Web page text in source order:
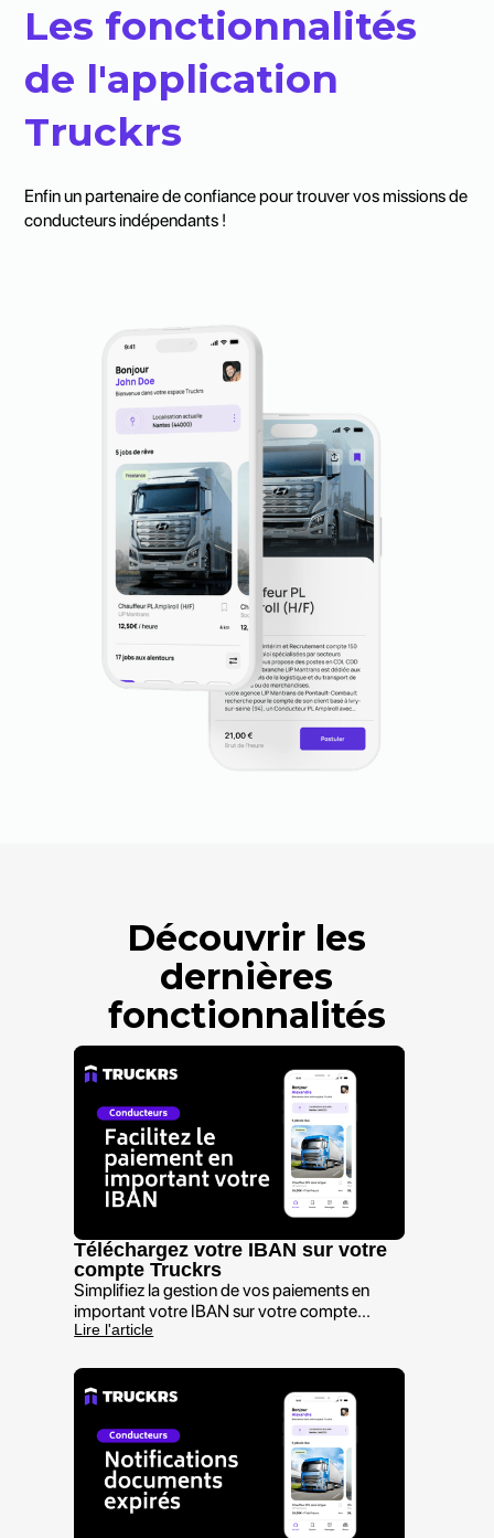
Les fonctionnalités
de l'application
Truckrs
Enfin un partenaire de confiance pour trouver vos missions de
conducteurs indépendants !
Découvrir les
dernières
fonctionnalités
Téléchargez votre IBAN sur votre
compte Truckrs
Simplifiez la gestion de vos paiements en
important votre IBAN sur votre compte...
Lire l'article